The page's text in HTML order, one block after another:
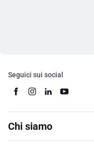
Seguici sui social
Chi siamo